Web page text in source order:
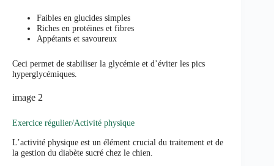
Faibles en glucides simples
Riches en protéines et fibres
Appétants et savoureux
Ceci permet de stabiliser la glycémie et d’éviter les pics
hyperglycémiques.
image 2
Exercice régulier/Activité physique
L’activité physique est un élément crucial du traitement et de
la gestion du diabète sucré chez le chien.